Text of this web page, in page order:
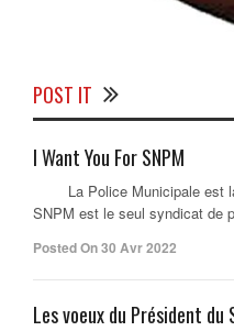
POST IT
I Want You For SNPM
La Police Municipale est la
SNPM est le seul syndicat de
Posted On 30 Avr 2022
Les voeux du Président du